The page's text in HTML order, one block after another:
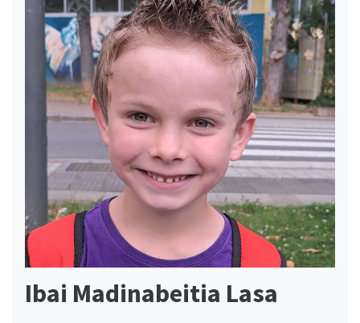
Ibai Madinabeitia Lasa